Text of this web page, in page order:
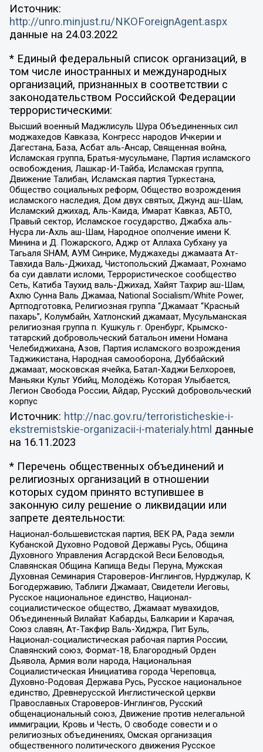
Источник:
http://unro.minjust.ru/NKOForeignAgent.aspx
данные на 24.03.2022
* Единый федеральный список организаций, в
том числе иностранных и международных
организаций, признанных в соответствии с
законодательством Российской Федерации
террористическими:
Высший военный Маджлисуль Шура Объединенных сил
моджахедов Кавказа, Конгресс народов Ичкерии и
Дагестана, База, Асбат аль-Ансар, Священная война,
Исламская группа, Братья-мусульмане, Партия исламского
освобождения, Лашкар-И-Тайба, Исламская группа,
Движение Талибан, Исламская партия Туркестана,
Общество социальных реформ, Общество возрождения
исламского наследия, Дом двух святых, Джунд аш-Шам,
Исламский джихад, Аль-Каида, Имарат Кавказ, АБТО,
Правый сектор, Исламское государство, Джабха аль-
Нусра ли-Ахль аш-Шам, Народное ополчение имени К.
Минина и Д. Пожарского, Аджр от Аллаха Субхану уа
Тагьаля SHAM, АУМ Синрике, Муджахеды джамаата Ат-
Тавхида Валь-Джихад, Чистопольский Джамаат, Рохнамо
ба суи давлати исломи, Террористическое сообщество
Сеть, Катиба Таухид валь-Джихад, Хайят Тахрир аш-Шам,
Ахлю Сунна Валь Джамаа, National Socialism/White Power,
Артподготовка, Религиозная группа “Джамаат “Красный
пахарь”, Колумбайн, Хатлонский джамаат, Мусульманская
религиозная группа п. Кушкуль г. Оренбург, Крымско-
татарский добровольческий батальон имени Номана
Челебиджихана, Азов, Партия исламского возрождения
Таджикистана, Народная самооборона, Дуббайский
джамаат, московская ячейка, Батал-Хаджи Белхороев,
Маньяки Культ Убийц, Молодёжь Которая Улыбается,
Легион Свобода России, Айдар, Русский добровольческий
корпус
Источник: http://nac.gov.ru/terroristicheskie-i-
ekstremistskie-organizacii-i-materialy.html данные
на 16.11.2023
* Перечень общественных объединений и
религиозных организаций в отношении
которых судом принято вступившее в
законную силу решение о ликвидации или
запрете деятельности:
Национал-большевистская партия, ВЕК РА, Рада земли
Кубанской Духовно Родовой Державы Русь, Община
Духовного Управления Асгардской Веси Беловодья,
Славянская Община Капища Веды Перуна, Мужская
Духовная Семинария Староверов-Инглингов, Нурджулар, К
Богодержавию, Таблиги Джамаат, Свидетели Иеговы,
Русское национальное единство, Национал-
социалистическое общество, Джамаат мувахидов,
Объединенный Вилайат Кабарды, Балкарии и Карачая,
Союз славян, Ат-Такфир Валь-Хиджра, Пит Буль,
Национал-социалистическая рабочая партия России,
Славянский союз, Формат-18, Благородный Орден
Дьявола, Армия воли народа, Национальная
Социалистическая Инициатива города Череповца,
Духовно-Родовая Держава Русь, Русское национальное
единство, Древнерусской Инглистической церкви
Православных Староверов-Инглингов, Русский
общенациональный союз, Движение против нелегальной
иммиграции, Кровь и Честь, О свободе совести и о
религиозных объединениях, Омская организация
общественного политического движения Русское